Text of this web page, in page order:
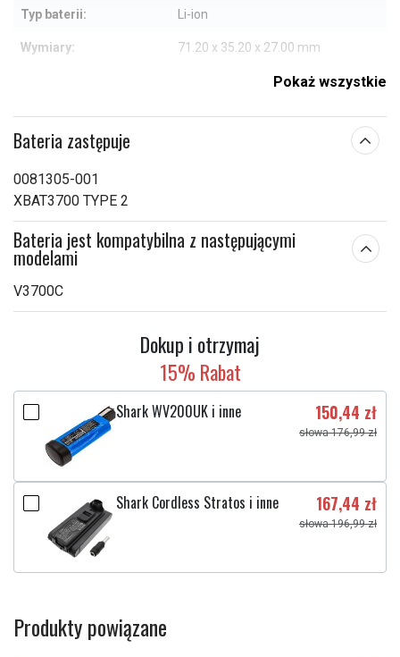
Typ baterii: Li-ion
Wymiary: 71.20 x 35.20 x 27.00 mm
Pokaż wszystkie
Bateria zastępuje
0081305-001
XBAT3700 TYPE 2
Bateria jest kompatybilna z następującymi
modelami
V3700C
Dokup i otrzymaj
15% Rabat
Shark WV200UK i inne 150,44 zł
słowa 176,99 zł
Shark Cordless Stratos i inne 167,44 zł
słowa 196,99 zł
Produkty powiązane